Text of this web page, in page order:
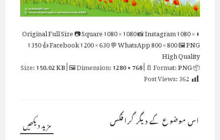
⬇ Original
Full Size📷 Square1080 × 1080📸 Instagram1080 ×
1350👍 Facebook1200 × 630💬 WhatsApp800 × 800🖼 PNG
High Quality
📦 Size:
150.02 KB| 🖼 Dimension:1280 × 768| 📄 Format:PNG
Post Views:362
اس موضوع کے دیگر گرافکس مزید دیکھیں